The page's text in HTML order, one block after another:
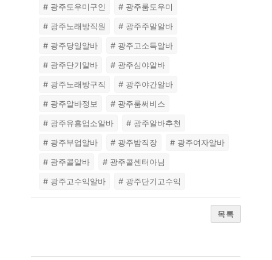
# 광주도우미구인
# 광주룸도우미
# 광주노래방직원
# 광주주말알바
# 광주당일알바
# 광주고소득알바
# 광주단기알바
# 광주심야알바
# 광주노래방구직
# 광주야간알바
# 광주알바정보
# 광주룸써비스
# 광주유흥업소알바
# 광주알바추천
# 광주부업알바
# 광주밤직장
# 광주여자알바
# 광주콜알바
# 광주콜센터아님
# 광주고수익알바
# 광주단기고수익
목록